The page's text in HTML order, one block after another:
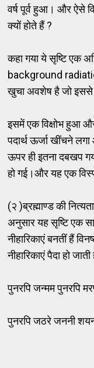
वर्ष पूर्व हुआ। और ऐसे
क्यों होते हैं ?
कहा गया ये सृष्टि एक
background
खुचा अवशेष है जो इससे
इसमें एक विक्षोभ हुआ
पदार्थ ऊर्जा खींचने
ऊपर ही इतना दबखप
हो गई।और यह एक
(२ )ब्रह्माण्ड की
अनुसार यह सृष्टि एक
नीहारिकाएं बनतीं हैं
नीहारिकाएं पैदा हो
पुनरपि जन्मम पुनरपि
पुनरपि जठरे जननी